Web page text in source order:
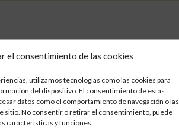
el consentimiento de las cookies
utilizamos tecnologías como las cookies para
del dispositivo. El consentimiento de estas
datos como el comportamiento de navegación o las
sitio. No consentir o retirar el consentimiento, puede
características y funciones.